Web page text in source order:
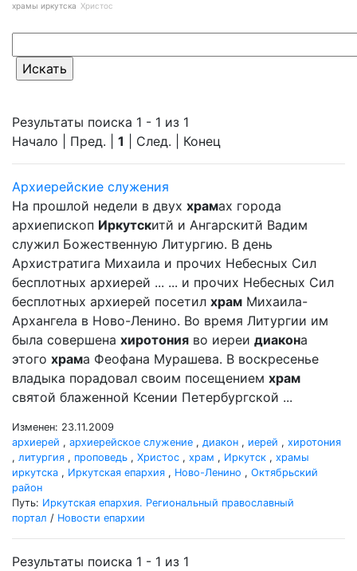
храмы иркутска Христос
Результаты поиска 1 - 1 из 1
Начало | Пред. | 1 | След. | Конец
Архиерейские служения
На прошлой недели в двух храмах города
архиепископ Иркутскитй и Ангарскитй Вадим
служил Божественную Литургию. В день
Архистратига Михаила и прочих Небесных Сил
бесплотных архиерей ... ... и прочих Небесных Сил
бесплотных архиерей посетил храм Михаила-
Архангела в Ново-Ленино. Во время Литургии им
была совершена хиротония во иереи диакона
этого храма Феофана Мурашева. В воскресенье
владыка порадовал своим посещением храм
святой блаженной Ксении Петербургской ...
Изменен: 23.11.2009
архиерей , архиерейское служение , диакон , иерей , хиротония
, литургия , проповедь , Христос , храм , Иркутск , храмы
иркутска , Иркутская епархия , Ново-Ленино , Октябрьский
район
Путь: Иркутская епархия. Региональный православный
портал / Новости епархии
Результаты поиска 1 - 1 из 1